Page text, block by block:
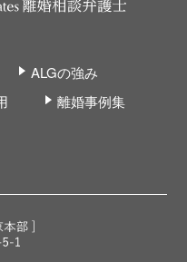
ALGの強み
離婚事例集